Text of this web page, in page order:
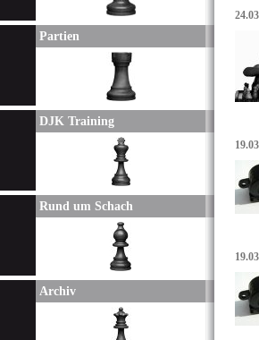
Partien
DJK Training
Rund um Schach
Archiv